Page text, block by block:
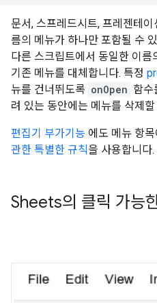
문서, 스프레드시트, 프레젠테
름의 메뉴가 하나만 포함될 수
다른 스크립트에서 동일한 이
기존 메뉴를 대체합니다. 특정
뉴를 건너뛰도록 onOpen 함수
려 있는 동안에는 메뉴를 삭제
편집기 부가기능 에도 메뉴 항
관한 특별한 규칙을 사용합니다.
Sheets의 클릭 가능